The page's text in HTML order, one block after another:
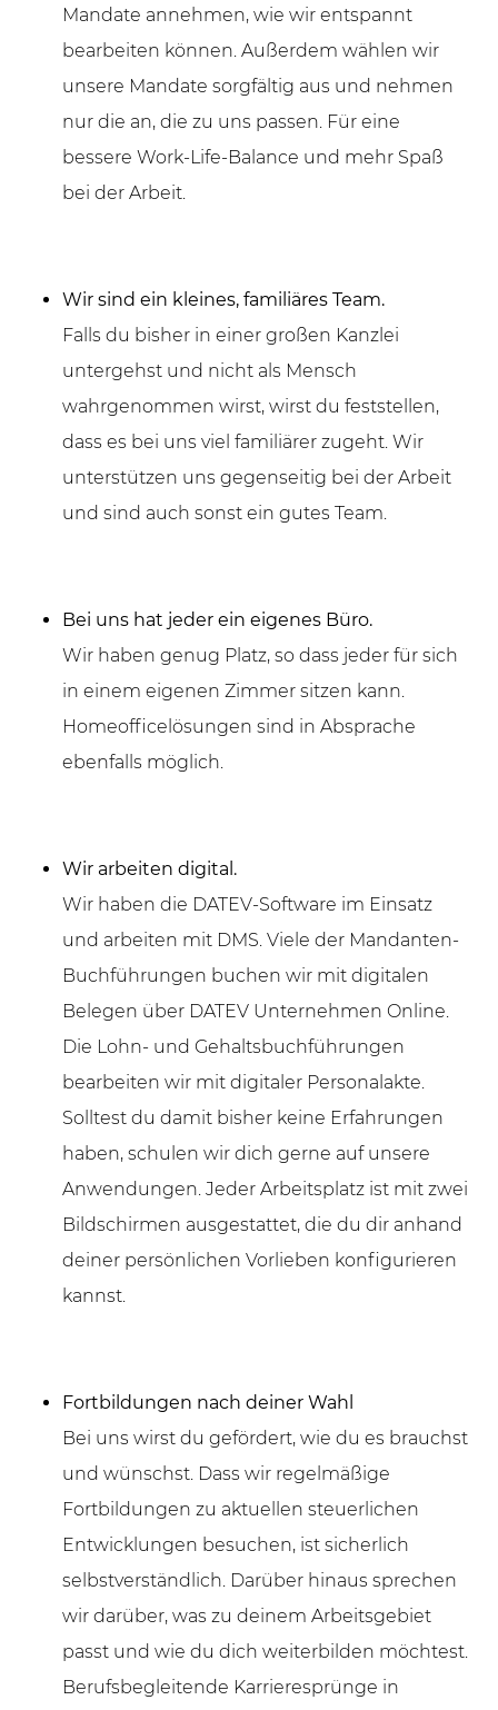
Mandate annehmen, wie wir entspannt
bearbeiten können. Außerdem wählen wir
unsere Mandate sorgfältig aus und nehmen
nur die an, die zu uns passen. Für eine
bessere Work-Life-Balance und mehr Spaß
bei der Arbeit.
Wir sind ein kleines, familiäres Team.
Falls du bisher in einer großen Kanzlei
untergehst und nicht als Mensch
wahrgenommen wirst, wirst du feststellen,
dass es bei uns viel familiärer zugeht. Wir
unterstützen uns gegenseitig bei der Arbeit
und sind auch sonst ein gutes Team.
Bei uns hat jeder ein eigenes Büro.
Wir haben genug Platz, so dass jeder für sich
in einem eigenen Zimmer sitzen kann.
Homeofficelösungen sind in Absprache
ebenfalls möglich.
Wir arbeiten digital.
Wir haben die DATEV-Software im Einsatz
und arbeiten mit DMS. Viele der Mandanten-
Buchführungen buchen wir mit digitalen
Belegen über DATEV Unternehmen Online.
Die Lohn- und Gehaltsbuchführungen
bearbeiten wir mit digitaler Personalakte.
Solltest du damit bisher keine Erfahrungen
haben, schulen wir dich gerne auf unsere
Anwendungen. Jeder Arbeitsplatz ist mit zwei
Bildschirmen ausgestattet, die du dir anhand
deiner persönlichen Vorlieben konfigurieren
kannst.
Fortbildungen nach deiner Wahl
Bei uns wirst du gefördert, wie du es brauchst
und wünschst. Dass wir regelmäßige
Fortbildungen zu aktuellen steuerlichen
Entwicklungen besuchen, ist sicherlich
selbstverständlich. Darüber hinaus sprechen
wir darüber, was zu deinem Arbeitsgebiet
passt und wie du dich weiterbilden möchtest.
Berufsbegleitende Karrieresprünge in